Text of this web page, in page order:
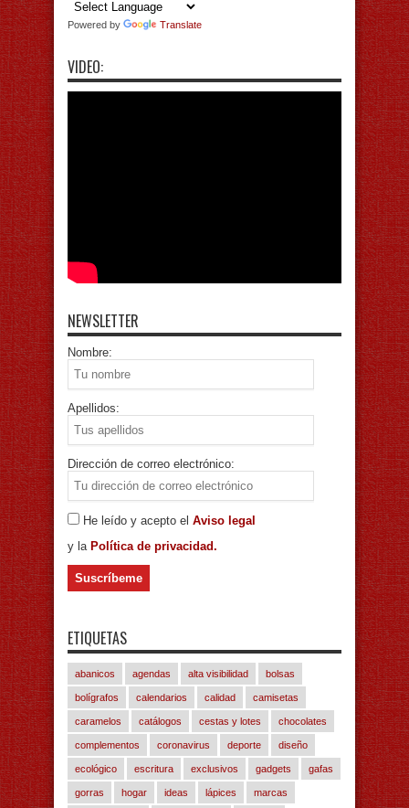
Powered by Translate
VIDEO:
NEWSLETTER
Nombre:
Apellidos:
Dirección de correo electrónico:
He leído y acepto el Aviso legal
y la Política de privacidad.
ETIQUETAS
abanicos agendas alta visibilidad bolsas
bolígrafos calendarios calidad camisetas
caramelos catálogos cestas y lotes chocolates
complementos coronavirus deporte diseño
ecológico escritura exclusivos gadgets gafas
gorras hogar ideas lápices marcas